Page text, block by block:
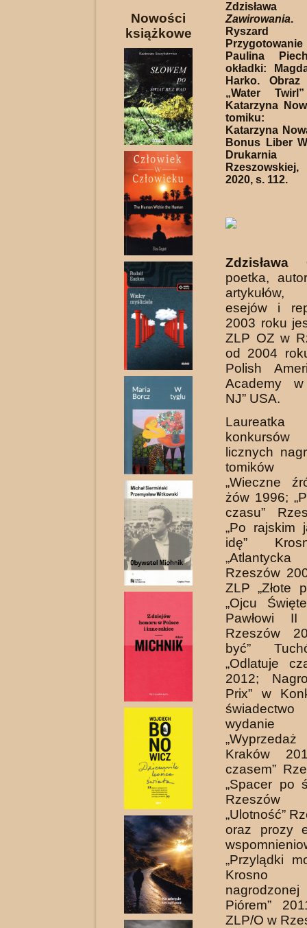
Nowości
książkowe
Zawirowania.
Ryszard
Paulina
okładki:
Harko.
„Water
Katarzyna
tomiku:
Katarzyna
Bonus Liber
2020, s. 112.
Zdzisława
poetka,
artyku­łów,
esejów i
2003 roku
ZLP OZ w
od 2004
Polish
Academy
NJ” USA.
licznych
tomików
„Wieczne
żów 1996;
czasu”
„Po rajskim
idę”
„Atlantycka
Rzeszów
ZLP „Złote
„Ojcu
Pawłowi
Rzeszów
być”
„Odlatuje
2012;
Prix” w
Kraków
czasem”
„Spacer po
„Ulotność”
oraz prozy
„Przylądki
Piórem”
ZLP/O w